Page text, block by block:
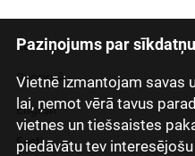
Paziņojums par
Vietnē izmantojam savas
lai, ņemot vērā tavus
vietnes un tiešsaistes
piedāvātu tev
Latviski
Русский
English
Eesti